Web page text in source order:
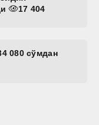
17 404
080 сўмдан